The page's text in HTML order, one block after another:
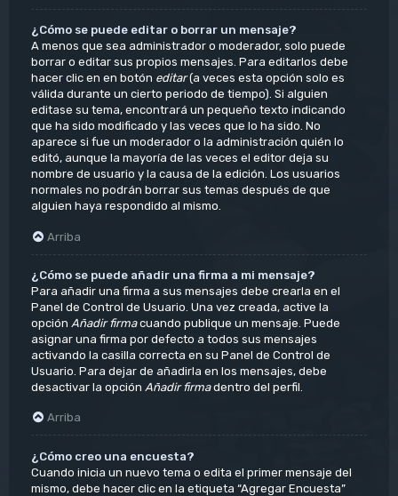
¿Cómo se puede editar o borrar un mensaje?
A menos que sea administrador o moderador, solo puede
borrar o editar sus propios mensajes. Para editarlos debe
hacer clic en en botón editar(a veces esta opción solo es
válida durante un cierto periodo de tiempo). Si alguien
editase su tema, encontrará un pequeño texto indicando
que ha sido modificado y las veces que lo ha sido. No
aparece si fue un moderador o la administración quién lo
editó, aunque la mayoría de las veces el editor deja su
nombre de usuario y la causa de la edición. Los usuarios
normales no podrán borrar sus temas después de que
alguien haya respondido al mismo.
Arriba
¿Cómo se puede añadir una firma a mi mensaje?
Para añadir una firma a sus mensajes debe crearla en el
Panel de Control de Usuario. Una vez creada, active la
opción Añadir firmacuando publique un mensaje. Puede
asignar una firma por defecto a todos sus mensajes
activando la casilla correcta en su Panel de Control de
Usuario. Para dejar de añadirla en los mensajes, debe
desactivar la opción Añadir firmadentro del perfil.
Arriba
¿Cómo creo una encuesta?
Cuando inicia un nuevo tema o edita el primer mensaje del
mismo, debe hacer clic en la etiqueta “Agregar Encuesta”